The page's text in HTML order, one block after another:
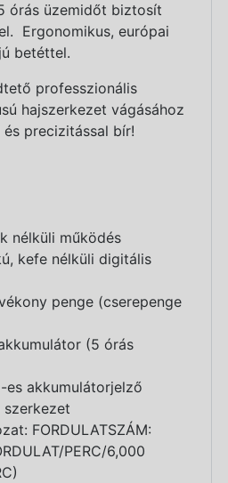
órás üzemidőt biztosít
Ergonomikus, európai
betéttel.
professzionális
hajszerkezet vágásához
precizitással bír!
nélküli működés
kefe nélküli digitális
penge (cserepenge
(5 órás
es akkumulátorjelző
FORDULATSZÁM:
PERC/6,000